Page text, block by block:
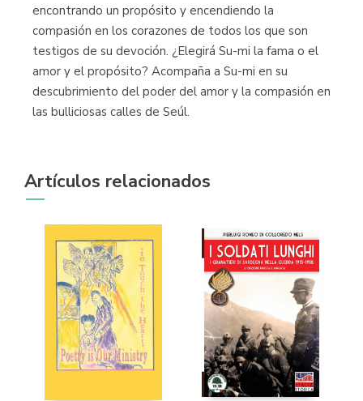
encontrando un propósito y encendiendo la
compasión en los corazones de todos los que son
testigos de su devoción. ¿Elegirá Su-mi la fama o el
amor y el propósito? Acompaña a Su-mi en su
descubrimiento del poder del amor y la compasión en
las bulliciosas calles de Seúl.
Artículos relacionados